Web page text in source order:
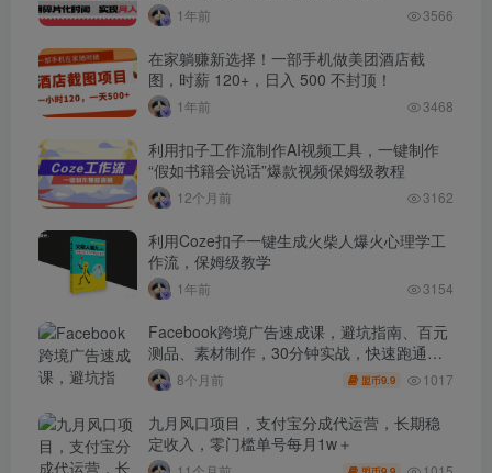
1年前 3566
在家躺赚新选择！一部手机做美团酒店截
图，时薪 120+，日入 500 不封顶！
1年前 3468
利用扣子工作流制作AI视频工具，一键制作
“假如书籍会说话”爆款视频保姆级教程
12个月前 3162
利用Coze扣子一键生成火柴人爆火心理学工
作流，保姆级教学
1年前 3154
Facebook跨境广告速成课，避坑指南、百元
测品、素材制作，30分钟实战，快速跑通首
单出单8个月前 盟币9.9 1017
九月风口项目，支付宝分成代运营，长期稳
定收入，零门槛单号每月1w＋